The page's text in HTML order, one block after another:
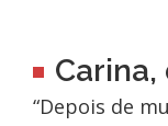
“Depois de